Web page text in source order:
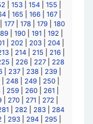
153 154 155
| 165 166| 167|
177| 178| 179| 180
| 190| 191 192
202 203 204
| 214| 215 216|
226 227
228
237 238 239
| 248| 249| 250|
| 259| 260| 261
270 271 272
282 283| 284
293 294 295